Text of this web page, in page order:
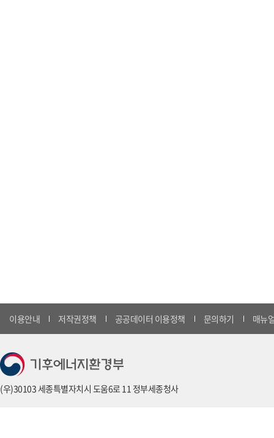
이용안내 저작권정책 공공데이터 이용정책 문의하기 매뉴
(우)30103 세종특별자치시 도움6로 11 정부세종청사